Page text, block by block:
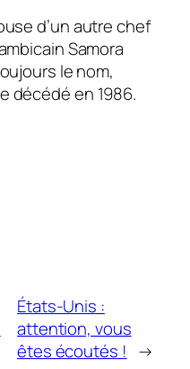
d’un autre chef
Samora
le nom,
décédé en 1986.
États-Unis :
attention, vous
êtes écoutés ! →